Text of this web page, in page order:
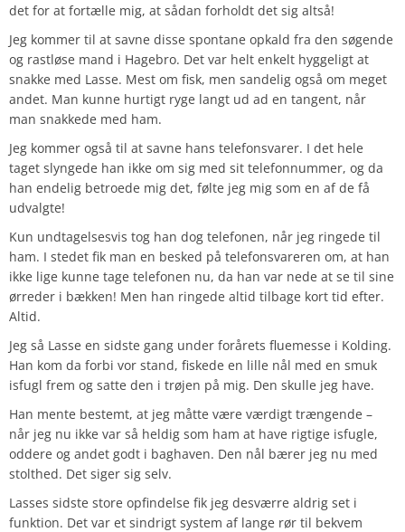
det for at fortælle mig, at sådan forholdt det sig altså!
Jeg kommer til at savne disse spontane opkald fra den søgende
og rastløse mand i Hagebro. Det var helt enkelt hyggeligt at
snakke med Lasse. Mest om fisk, men sandelig også om meget
andet. Man kunne hurtigt ryge langt ud ad en tangent, når
man snakkede med ham.
Jeg kommer også til at savne hans telefonsvarer. I det hele
taget slyngede han ikke om sig med sit telefonnummer, og da
han endelig betroede mig det, følte jeg mig som en af de få
udvalgte!
Kun undtagelsesvis tog han dog telefonen, når jeg ringede til
ham. I stedet fik man en besked på telefonsvareren om, at han
ikke lige kunne tage telefonen nu, da han var nede at se til sine
ørreder i bækken! Men han ringede altid tilbage kort tid efter.
Altid.
Jeg så Lasse en sidste gang under forårets fluemesse i Kolding.
Han kom da forbi vor stand, fiskede en lille nål med en smuk
isfugl frem og satte den i trøjen på mig. Den skulle jeg have.
Han mente bestemt, at jeg måtte være værdigt trængende –
når jeg nu ikke var så heldig som ham at have rigtige isfugle,
oddere og andet godt i baghaven. Den nål bærer jeg nu med
stolthed. Det siger sig selv.
Lasses sidste store opfindelse fik jeg desværre aldrig set i
funktion. Det var et sindrigt system af lange rør til bekvem